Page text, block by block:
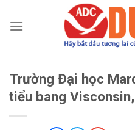
đến
Trường Đại học
tiểu bang